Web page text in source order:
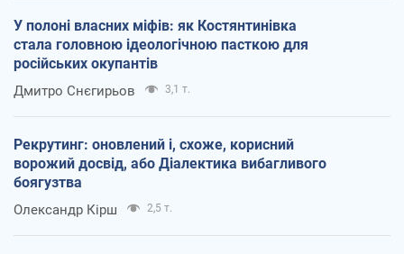
У полоні власних міфів: як Костянтинівка
стала головною ідеологічною пасткою для
російських окупантів
Дмитро Снєгирьов 3,1 т.
Рекрутинг: оновлений і, схоже, корисний
ворожий досвід, або Діалектика вибагливого
боягузтва
Олександр Кірш 2,5 т.